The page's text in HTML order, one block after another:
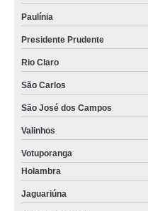
Paulínia
Presidente Prudente
Rio Claro
São Carlos
São José dos Campos
Valinhos
Votuporanga
Holambra
Jaguariúna